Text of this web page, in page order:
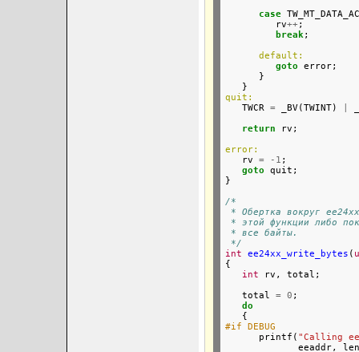
case
         rv
++ ;
break;
default:
goto error;
      }
quit:
TWCR = _BV(TWINT)
return rv;
error:
rv = -1 ;
goto quit;
}
/*
* Обертка вокруг
* этой функции либо
* все байты.
*/
int
ee24xx_write_bytes (
{
int rv, total;
   total
= 0 ;
do
#if DEBUG
printf( "Calling